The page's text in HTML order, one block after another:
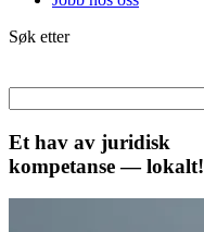
Søk etter
Et hav av juridisk
kompetanse — lokalt!